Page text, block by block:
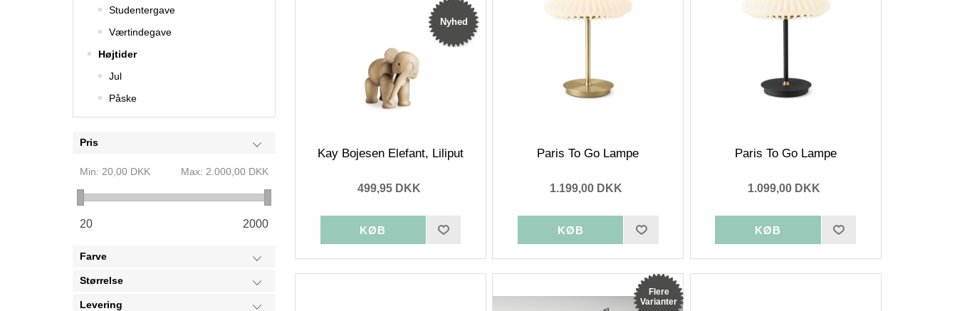
Studentergave
Værtindegave
Højtider
Jul
Påske
Pris
Min: 20,00 DKK Max: 2.000,00 DKK
20 2000
Farve
Størrelse
Levering
Nyhed
Kay Bojesen Elefant, Liliput
499,95 DKK
Paris To Go Lampe
1.199,00 DKK
Paris To Go Lampe
1.099,00 DKK
Flere
Varianter